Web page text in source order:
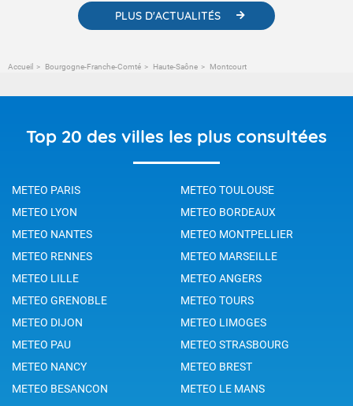
PLUS D'ACTUALITÉS
Accueil Bourgogne-Franche-Comté Haute-Saône Montcourt
Top 20 des villes les plus consultées
METEO PARIS
METEO TOULOUSE
METEO LYON
METEO BORDEAUX
METEO NANTES
METEO MONTPELLIER
METEO RENNES
METEO MARSEILLE
METEO LILLE
METEO ANGERS
METEO GRENOBLE
METEO TOURS
METEO DIJON
METEO LIMOGES
METEO PAU
METEO STRASBOURG
METEO NANCY
METEO BREST
METEO BESANCON
METEO LE MANS